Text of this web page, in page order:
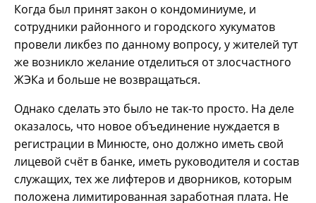
Когда был принят закон о кондоминиуме, и
сотрудники районного и городского хукуматов
провели ликбез по данному вопросу, у жителей тут
же возникло желание отделиться от злосчастного
ЖЭКа и больше не возвращаться.
Однако сделать это было не так-то просто. На деле
оказалось, что новое объединение нуждается в
регистрации в Минюсте, оно должно иметь свой
лицевой счёт в банке, иметь руководителя и состав
служащих, тех же лифтеров и дворников, которым
положена лимитированная заработная плата. Не